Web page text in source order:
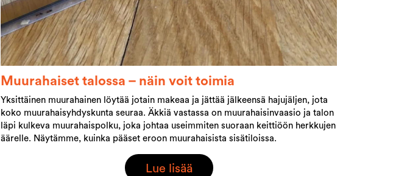
Muurahaiset talossa – näin voit toimia
Yksittäinen muurahainen löytää jotain makeaa ja jättää jälkeensä hajujäljen, jota
koko muurahaisyhdyskunta seuraa. Äkkiä vastassa on muurahaisinvaasio ja talon
läpi kulkeva muurahaispolku, joka johtaa useimmiten suoraan keittiöön herkkujen
äärelle. Näytämme, kuinka pääset eroon muurahaisista sisätiloissa.
Lue lisää